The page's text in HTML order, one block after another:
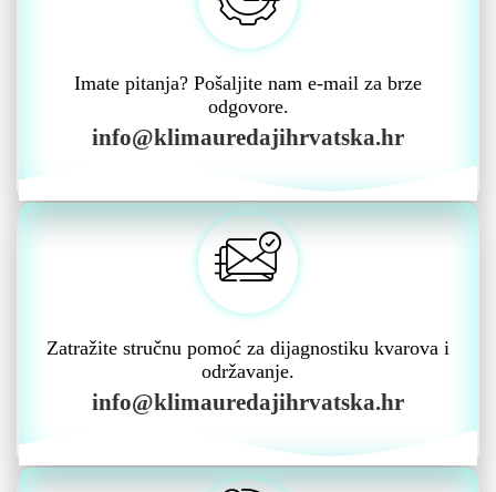
Imate pitanja? Pošaljite nam e-mail za brze
odgovore.
info@klimauredajihrvatska.hr
Zatražite stručnu pomoć za dijagnostiku kvarova i
održavanje.
info@klimauredajihrvatska.hr